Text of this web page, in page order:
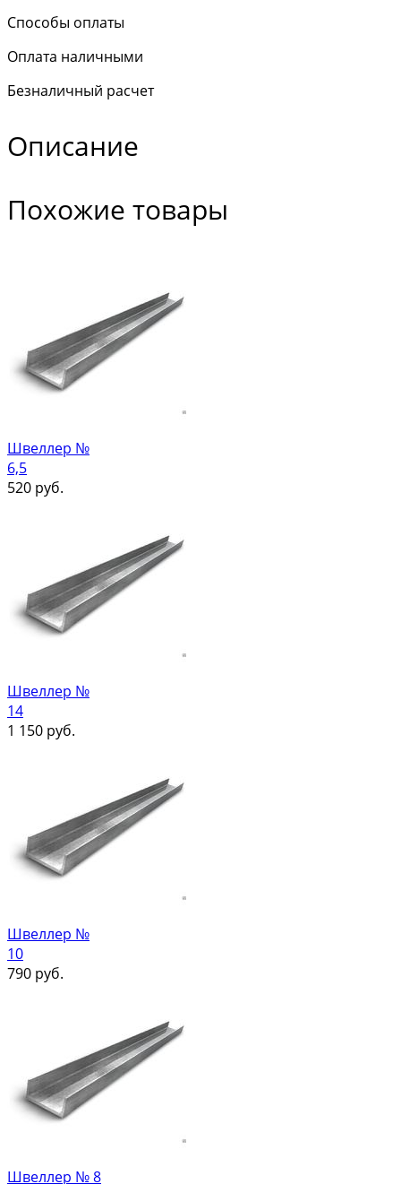
Способы оплаты
Оплата наличными
Безналичный расчет
Описание
Похожие товары
Швеллер №
6,5
520 руб.
Швеллер №
14
1 150 руб.
Швеллер №
10
790 руб.
Швеллер № 8